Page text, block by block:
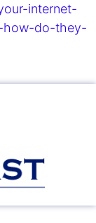
internet-
how-do-they-